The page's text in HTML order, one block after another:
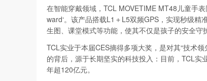
在智能穿戴领域，TCL MOVETIME MT48儿童手
ward‘。该产品搭载L1＋L5双频GPS，实现秒级
生图、课堂模式等功能，使其不仅是孩子的安全守
TCL实业于本届CES摘得多项大奖，是对其“技术
的背后，源于长期坚实的科技投入：目前，TCL
年超120亿元。